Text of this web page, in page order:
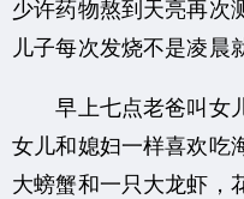
少许药物熬到天亮再次
儿子每次发烧不是凌晨
早上七点老爸叫女儿
女儿和媳妇一样喜欢吃
大螃蟹和一只大龙虾，